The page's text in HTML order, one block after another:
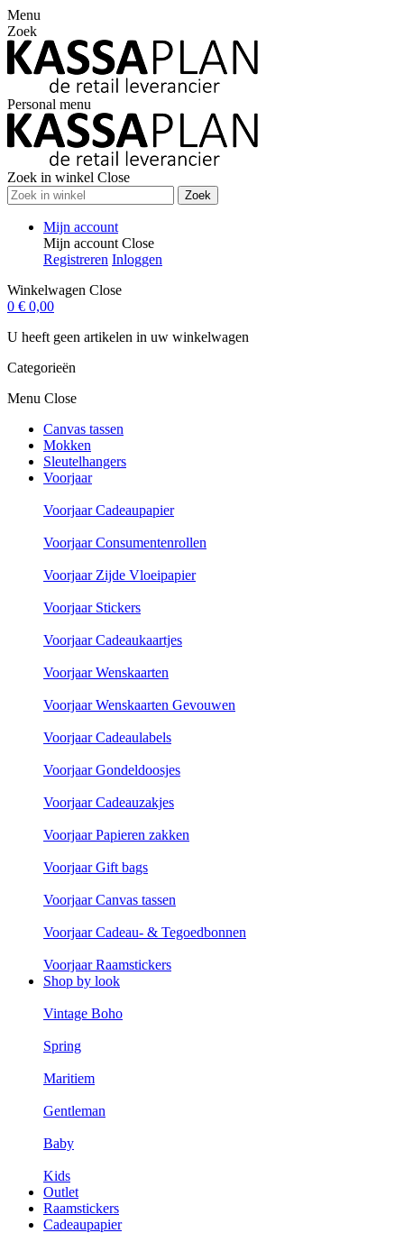
Menu
Zoek
Personal menu
Zoek in winkel Close
Zoek
Mijn account
Mijn account Close
Registreren Inloggen
Winkelwagen Close
0 € 0,00
U heeft geen artikelen in uw winkelwagen
Categorieën
Menu Close
Canvas tassen
Mokken
Sleutelhangers
Voorjaar
Voorjaar Cadeaupapier
Voorjaar Consumentenrollen
Voorjaar Zijde Vloeipapier
Voorjaar Stickers
Voorjaar Cadeaukaartjes
Voorjaar Wenskaarten
Voorjaar Wenskaarten Gevouwen
Voorjaar Cadeaulabels
Voorjaar Gondeldoosjes
Voorjaar Cadeauzakjes
Voorjaar Papieren zakken
Voorjaar Gift bags
Voorjaar Canvas tassen
Voorjaar Cadeau- & Tegoedbonnen
Voorjaar Raamstickers
Shop by look
Vintage Boho
Spring
Maritiem
Gentleman
Baby
Kids
Outlet
Raamstickers
Cadeaupapier